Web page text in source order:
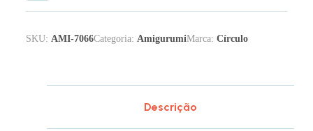
SKU: AMI-7066Categoria: AmigurumiMarca: Círculo
Descrição